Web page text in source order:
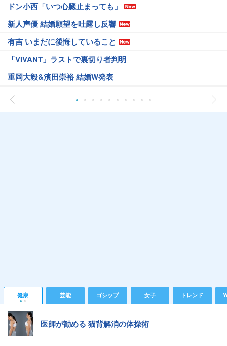
ドン小西「いつ心臓止まっても」
新人声優 結婚願望を吐露し反響
有吉 いまだに後悔していること
「VIVANT」ラストで裏切り者判明
重岡大毅&濱田崇裕 結婚W発表
健康 芸能 ゴシップ 女子 トレンド
医師が勧める 猫背解消の体操術